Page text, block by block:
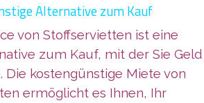
Alternative zum Kauf
von Stoffservietten ist eine
zum Kauf, mit der Sie Geld
Die kostengünstige Miete von
ermöglicht es Ihnen, Ihr